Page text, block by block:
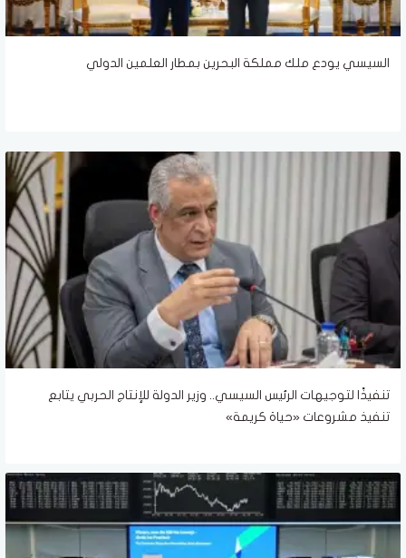
السيسي يودع ملك مملكة البحرين بمطار العلمين الدولي
تنفيذًا لتوجيهات الرئيس السيسي.. وزير الدولة للإنتاج الحربي يتابع
تنفيذ مشروعات «حياة كريمة»